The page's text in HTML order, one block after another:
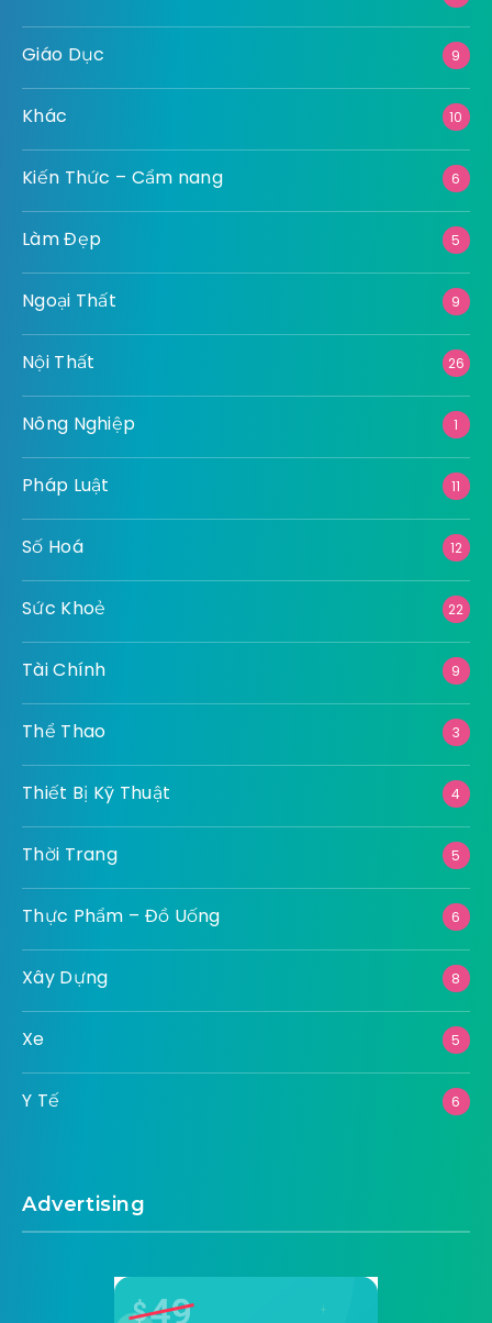
Giáo Dục 9
Khác 10
Kiến Thức – Cẩm nang 6
Làm Đẹp 5
Ngoại Thất 9
Nội Thất 26
Nông Nghiệp 1
Pháp Luật 11
Số Hoá 12
Sức Khoẻ 22
Tài Chính 9
Thể Thao 3
Thiết Bị Kỹ Thuật 4
Thời Trang 5
Thực Phẩm – Đồ Uống 6
Xây Dựng 8
Xe 5
Y Tế 6
Advertising